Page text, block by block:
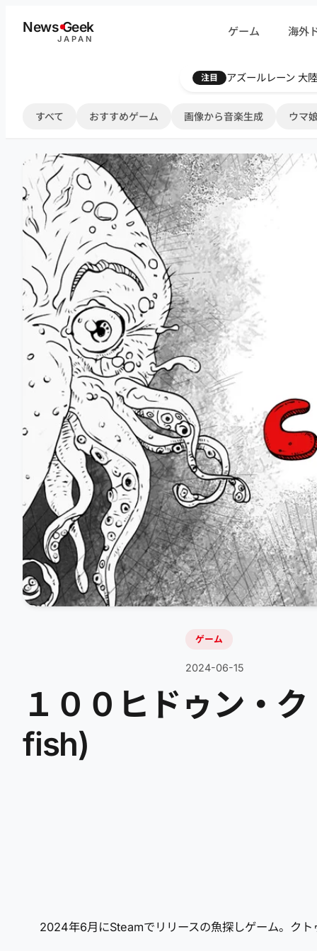
NewsGeek
JAPAN
ゲーム 海外
注目 Farthest Frontier
すべて おすすめゲーム 画像から音楽生成 ウマ
ゲーム
2024-06-15
１００ヒドゥン・
fish)
2024年6月にSteamでリリースの魚探しゲーム。ク